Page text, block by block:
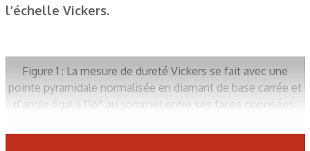
l’échelle Vickers.
Figure 1 : La mesure de dureté Vickers se fait avec une
pointe pyramidale normalisée en diamant de base carrée et
d’angle égal à 136° au sommet entre ses faces opposées.